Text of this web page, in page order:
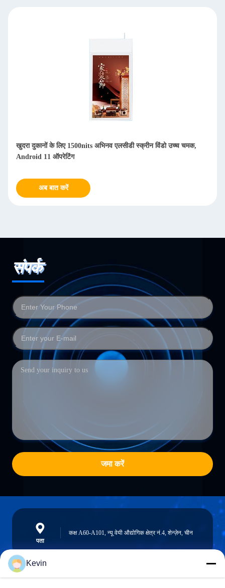
अल्ट्रा थिन 55 इंच ओपन फ्रेम विंडो एलसीडी डिस्प्ले 2500 निट्स डिजिटल
साइनेज प्लेयर शॉपिंग एलिवेटर के लिए
अब बात करें
संपर्क
जमा करें
पता
कक्ष A60-A101, न्यू वेयी औद्योगिक क्षेत्र नं.4, शेन्ज़ेन, चीन
Kevin